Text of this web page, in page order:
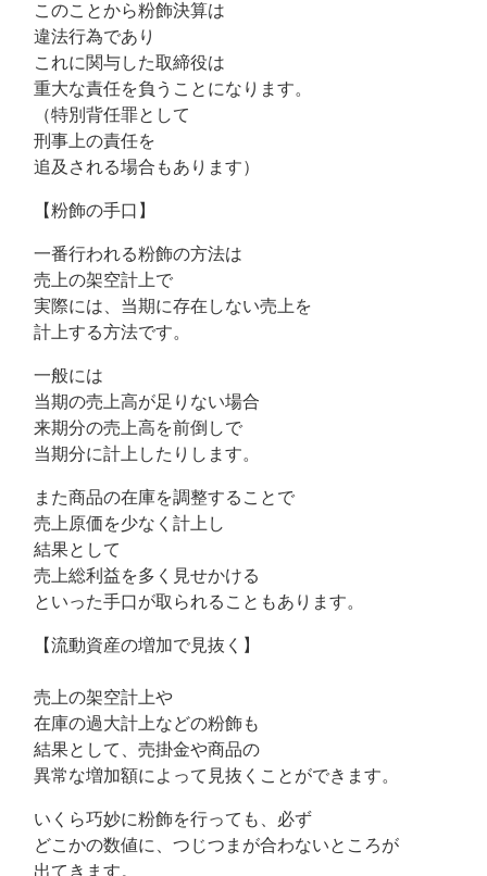
このことから粉飾決算は
違法行為であり
これに関与した取締役は
重大な責任を負うことになります。
（特別背任罪として
刑事上の責任を
追及される場合もあります）
【粉飾の手口】
一番行われる粉飾の方法は
売上の架空計上で
実際には、当期に存在しない売上を
計上する方法です。
一般には
当期の売上高が足りない場合
来期分の売上高を前倒しで
当期分に計上したりします。
また商品の在庫を調整することで
売上原価を少なく計上し
結果として
売上総利益を多く見せかける
といった手口が取られることもあります。
【流動資産の増加で見抜く】
売上の架空計上や
在庫の過大計上などの粉飾も
結果として、売掛金や商品の
異常な増加額によって見抜くことができます。
いくら巧妙に粉飾を行っても、必ず
どこかの数値に、つじつまが合わないところが
出てきます。